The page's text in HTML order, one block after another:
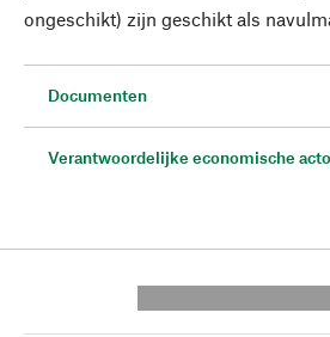
ongeschikt) zijn geschikt als
Documenten
Verantwoordelijke economische